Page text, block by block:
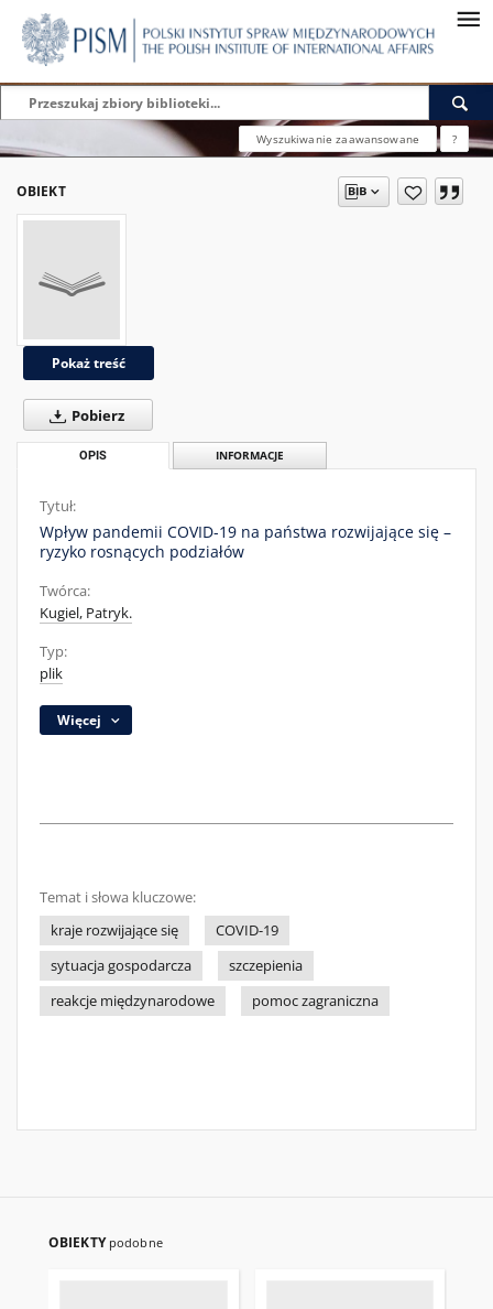
Wyszukiwanie zaawansowane ?
OBIEKT
Pokaż treść
Pobierz
OPIS INFORMACJE
Tytuł:
Wpływ pandemii COVID-19 na państwa rozwijające się –
ryzyko rosnących podziałów
Twórca:
Kugiel, Patryk.
Typ:
plik
Więcej
Temat i słowa kluczowe:
kraje rozwijające się
COVID-19
sytuacja gospodarcza
szczepienia
reakcje międzynarodowe
pomoc zagraniczna
OBIEKTY podobne